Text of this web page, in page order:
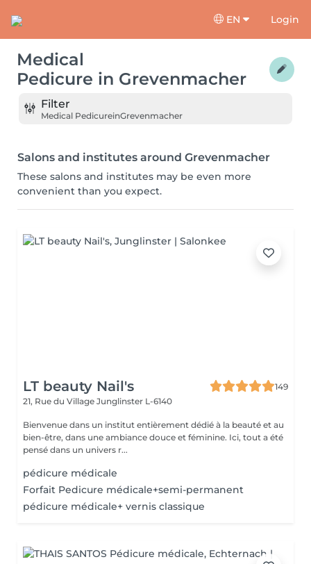
EN Login
Medical
Pedicure in Grevenmacher
Filter
Medical PedicureinGrevenmacher
Salons and institutes around Grevenmacher
These salons and institutes may be even more
convenient than you expect.
LT beauty Nail's
149
21, Rue du Village Junglinster L-6140
Bienvenue dans un institut entièrement dédié à la beauté et au
bien-être, dans une ambiance douce et féminine. Ici, tout a été
pensé dans un univers r...
pédicure médicale
Forfait Pedicure médicale+semi-permanent
pédicure médicale+ vernis classique